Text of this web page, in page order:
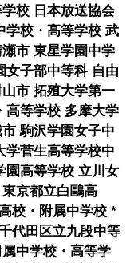
校 日本放送協会
学校・高等学校 武
市 東星学園中学
女子部中等科 自由
市 拓殖大学第一
高等学校 多摩大学
駒沢学園女子中
学菅生高等学校中
園高等学校 立川女
京都立白鷗高
校・附属中学校 *
代田区立九段中等
中学校・高等学